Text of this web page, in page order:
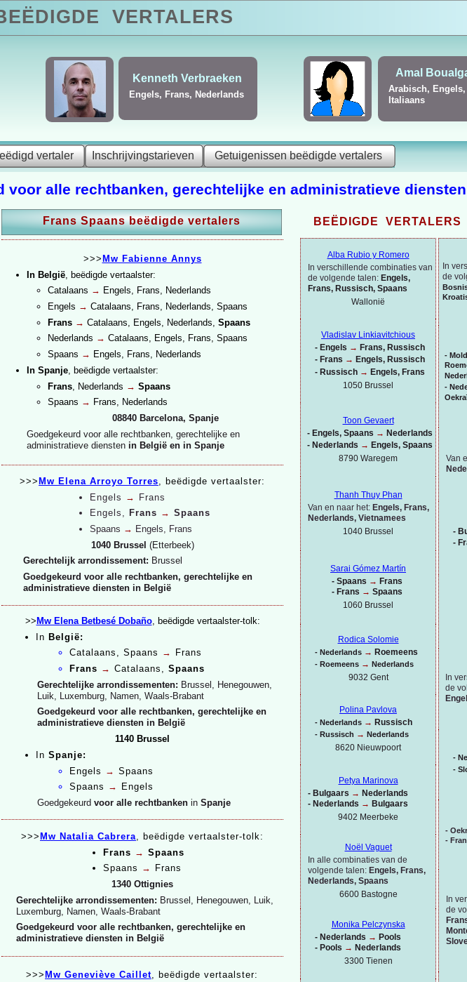
tolken in België>Frans-Spaans
vertaler Inschrijvingstarieven Getuigenissen beëdigde vertalers
Pol Cverle
Nederlands, Sloveens
VERTALERS
BEËDIGDE
In
de
-
-
Van
-
-
In
de
-
-
-
-
In
de
Alba Rubio y Romero
In verschillende combinaties van
de volgende talen: Engels,
Frans, Russisch, Spaans
Wallonië
Vladislav Linkiavitchious
- Engels → Frans, Russisch
- Frans → Engels, Russisch
- Russisch → Engels, Frans
1050 Brussel
Toon Gevaert
- Engels, Spaans → Nederlands
- Nederlands → Engels, Spaans
8790 Waregem
Thanh Thuy Phan
Van en naar het: Engels, Frans,
Nederlands, Vietnamees
1040 Brussel
Sarai Gómez Martín
- Spaans → Frans
- Frans → Spaans
1060 Brussel
Rodica Solomie
- Nederlands → Roemeens
- Roemeens → Nederlands
9032 Gent
Polina Pavlova
- Nederlands → Russisch
- Russisch → Nederlands
8620 Nieuwpoort
Petya Marinova
- Bulgaars → Nederlands
- Nederlands → Bulgaars
9402 Meerbeke
Noël Vaguet
In alle combinaties van de
volgende talen: Engels, Frans,
Nederlands, Spaans
6600 Bastogne
Monika Pelczynska
- Nederlands → Pools
- Pools → Nederlands
3300 Tienen
alle rechtbanken, gerechtelijke en administratieve
Frans Spaans beëdigde vertalers
>>> Mw Fabienne Annys
In België , beëdigde vertaalster:
Catalaans → Engels, Frans, Nederlands
Engels → Catalaans, Frans, Nederlands, Spaans
Frans → Catalaans, Engels, Nederlands, Spaans
Nederlands → Catalaans, Engels, Frans, Spaans
Spaans → Engels, Frans, Nederlands
In Spanje , beëdigde vertaalster:
Frans , Nederlands → Spaans
Spaans → Frans, Nederlands
08840 Barcelona, Spanje
Goedgekeurd voor alle rechtbanken, gerechtelijke en
administratieve diensten in België en in Spanje
>>> Mw Elena Arroyo Torres, beëdigde vertaalster:
Engels → Frans
Engels, Frans → Spaans
Spaans → Engels, Frans
1040 Brussel (Etterbeek)
Gerechtelijk arrondissement: Brussel
Goedgekeurd voor alle rechtbanken, gerechtelijke en
administratieve diensten in België
>> Mw Elena Betbesé Dobaño, beëdigde vertaalster-tolk:
In België:
Catalaans, Spaans →
Frans
Frans → Catalaans, Spaans
Gerechtelijke arrondissementen: Brussel, Henegouwen,
Luik, Luxemburg, Namen, Waals-Brabant
Goedgekeurd voor alle rechtbanken, gerechtelijke en
administratieve diensten in België
1140 Brussel
In Spanje:
Engels → Spaans
Spaans →
Engels
Goedgekeurd voor alle rechtbanken in Spanje
>>> Mw Natalia Cabrera, beëdigde vertaalster-tolk:
Frans → Spaans
Spaans →
Frans
1340 Ottignies
Gerechtelijke arrondissementen: Brussel, Henegouwen, Luik,
Luxemburg, Namen, Waals-Brabant
Goedgekeurd voor alle rechtbanken, gerechtelijke en
administratieve diensten in België
>>> Mw Geneviève Caillet, beëdigde vertaalster: